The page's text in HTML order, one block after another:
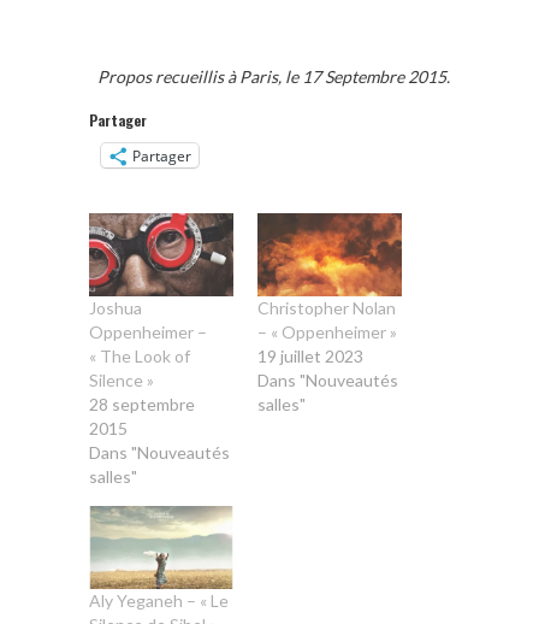
Propos recueillis à Paris, le 17 Septembre 2015.
Partager
Partager
Joshua
Oppenheimer –
« The Look of
Silence »
28 septembre
2015
Dans "Nouveautés
salles"
Christopher Nolan
– « Oppenheimer »
19 juillet 2023
Dans "Nouveautés
salles"
Aly Yeganeh – « Le